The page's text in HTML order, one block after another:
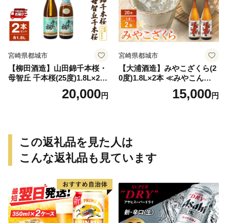
宮崎県都城市
【柳田酒造】山田錦千本桜・
母智丘 千本桜(25度)1.8L×2本
≪みやこんじょ特急便≫_AC
20,000円
宮崎県都城市
【大浦酒造】みやこざくら(2
0度)1.8L×2本 ≪みやこんじょ
特急便≫_MJ-077115,000円
この返礼品を見た人は
こんな返礼品も見ています